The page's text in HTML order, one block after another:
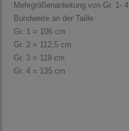
Mehrgrößenanleitung von Gr. 1- 4
Bundweite an der Taille
Gr. 1 = 106 cm
Gr. 2 = 112,5 cm
Gr. 3 = 119 cm
Gr. 4 = 135 cm